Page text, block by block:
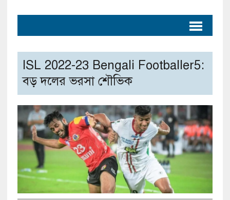
ISL 2022-23 Bengali Footballer5:
বড় দলের ভরসা শৌভিক